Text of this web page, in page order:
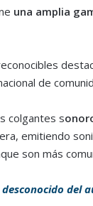
una amplia
de
colgantes s
emitiendo
son más
del